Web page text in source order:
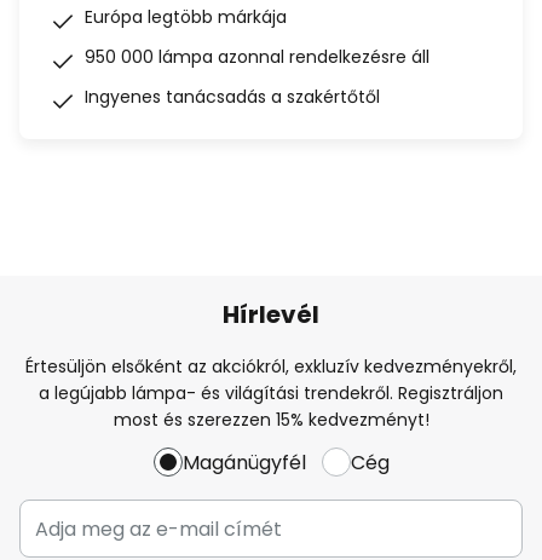
Európa legtöbb márkája
950 000 lámpa azonnal rendelkezésre áll
Ingyenes tanácsadás a szakértőtől
Hírlevél
Értesüljön elsőként az akciókról, exkluzív kedvezményekről,
a legújabb lámpa- és világítási trendekről. Regisztráljon
most és szerezzen 15% kedvezményt!
Magánügyfél Cég